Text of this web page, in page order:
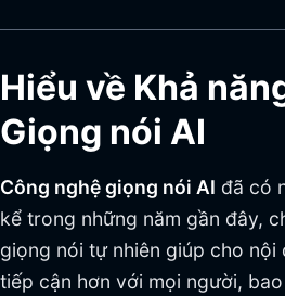
Hiểu về Khả
Giọng nói AI
Công nghệ giọng nói AI đã có
kể trong những năm gần đây,
giọng nói tự nhiên giúp cho
tiếp cận hơn với mọi người,